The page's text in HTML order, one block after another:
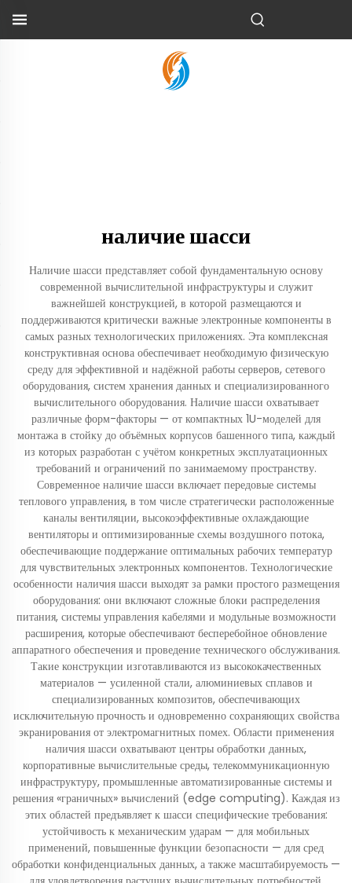
наличие шасси
Наличие шасси представляет собой фундаментальную основу
современной вычислительной инфраструктуры и служит
важнейшей конструкцией, в которой размещаются и
поддерживаются критически важные электронные компоненты в
самых разных технологических приложениях. Эта комплексная
конструктивная основа обеспечивает необходимую физическую
среду для эффективной и надёжной работы серверов, сетевого
оборудования, систем хранения данных и специализированного
вычислительного оборудования. Наличие шасси охватывает
различные форм-факторы — от компактных 1U-моделей для
монтажа в стойку до объёмных корпусов башенного типа, каждый
из которых разработан с учётом конкретных эксплуатационных
требований и ограничений по занимаемому пространству.
Современное наличие шасси включает передовые системы
теплового управления, в том числе стратегически расположенные
каналы вентиляции, высокоэффективные охлаждающие
вентиляторы и оптимизированные схемы воздушного потока,
обеспечивающие поддержание оптимальных рабочих температур
для чувствительных электронных компонентов. Технологические
особенности наличия шасси выходят за рамки простого размещения
оборудования: они включают сложные блоки распределения
питания, системы управления кабелями и модульные возможности
расширения, которые обеспечивают бесперебойное обновление
аппаратного обеспечения и проведение технического обслуживания.
Такие конструкции изготавливаются из высококачественных
материалов — усиленной стали, алюминиевых сплавов и
специализированных композитов, обеспечивающих
исключительную прочность и одновременно сохраняющих свойства
экранирования от электромагнитных помех. Области применения
наличия шасси охватывают центры обработки данных,
корпоративные вычислительные среды, телекоммуникационную
инфраструктуру, промышленные автоматизированные системы и
решения «граничных» вычислений (edge computing). Каждая из
этих областей предъявляет к шасси специфические требования:
устойчивость к механическим ударам — для мобильных
применений, повышенные функции безопасности — для сред
обработки конфиденциальных данных, а также масштабируемость —